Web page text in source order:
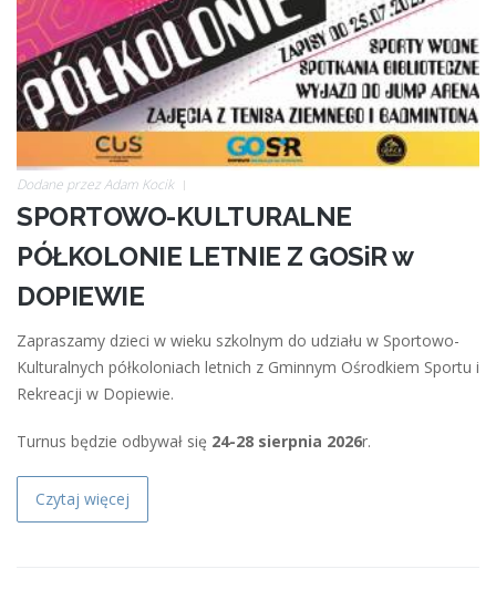
Dodane przezAdam Kocik
SPORTOWO-KULTURALNE
PÓŁKOLONIE LETNIE Z GOSiR w
DOPIEWIE
Zapraszamy dzieci w wieku szkolnym do udziału w Sportowo-
Kulturalnych półkoloniach letnich z Gminnym Ośrodkiem Sportu i
Rekreacji w Dopiewie.
Turnus będzie odbywał się 24-28 sierpnia 2026r.
Czytaj więcej